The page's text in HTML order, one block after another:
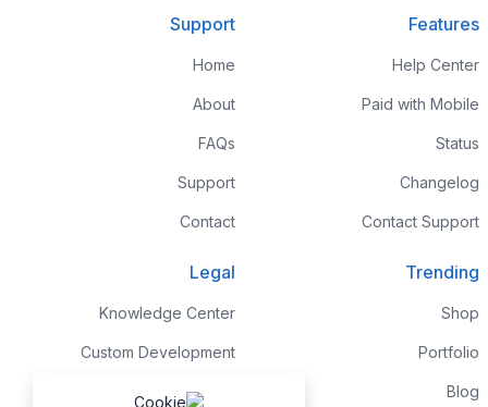
Features
Help Center
Paid with Mobile
Status
Changelog
Contact Support
Support
Home
About
FAQs
Support
Contact
Trending
Shop
Portfolio
Blog
Legal
Knowledge Center
Custom Development
Sponsorships